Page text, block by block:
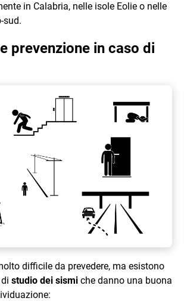
in Calabria, nelle isole Eolie o nelle
sud.
prevenzione in caso di
difficile da prevedere, ma esistono
studio dei sismi che danno una buona